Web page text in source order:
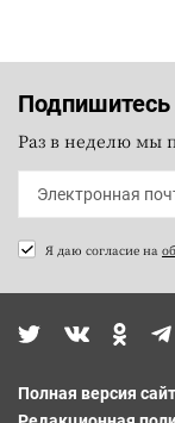
Раз в неделю мы
Я даю согласие на
Полная версия